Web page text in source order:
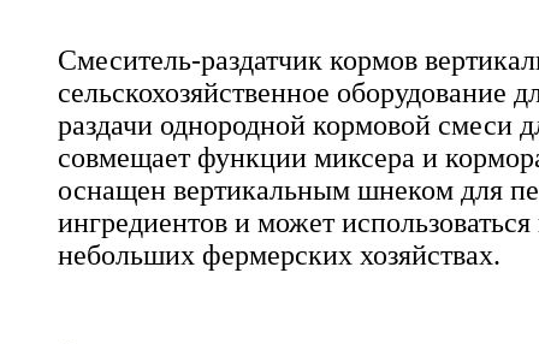
Смеситель-раздатчик кормов
сельскохозяйственное оборудование
раздачи однородной кормовой смеси
совмещает функции миксера и
оснащен вертикальным шнеком для
ингредиентов и может
небольших фермерских хозяйствах.